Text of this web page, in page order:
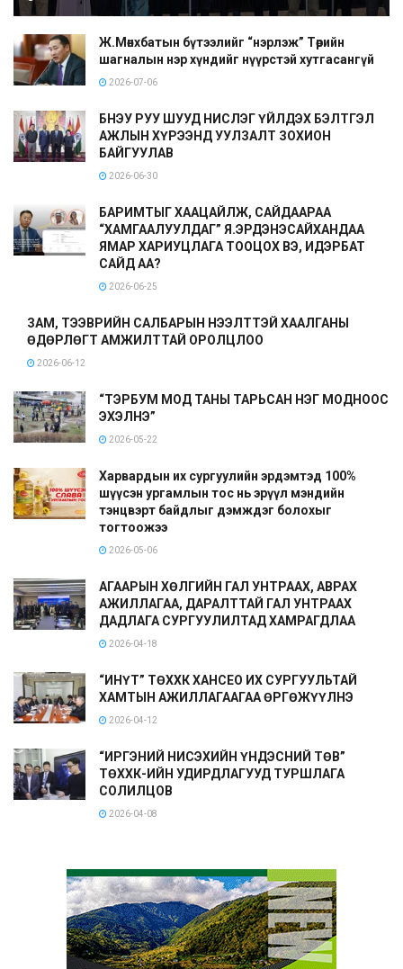
Ж.Мөнхбатын бүтээлийг “нэрлэж” Төрийн
шагналын нэр хүндийг нүүрстэй хутгасангүй
2026-07-06
БНЭУ РУУ ШУУД НИСЛЭГ ҮЙЛДЭХ БЭЛТГЭЛ
АЖЛЫН ХҮРЭЭНД УУЛЗАЛТ ЗОХИОН
БАЙГУУЛАВ
2026-06-30
БАРИМТЫГ ХААЦАЙЛЖ, САЙДААРАА
“ХАМГААЛУУЛДАГ” Я.ЭРДЭНЭСАЙХАНДАА
ЯМАР ХАРИУЦЛАГА ТООЦОХ ВЭ, ИДЭРБАТ
САЙД АА?
2026-06-25
ЗАМ, ТЭЭВРИЙН САЛБАРЫН НЭЭЛТТЭЙ ХААЛГАНЫ
ӨДӨРЛӨГТ АМЖИЛТТАЙ ОРОЛЦЛОО
2026-06-12
“ТЭРБУМ МОД ТАНЫ ТАРЬСАН НЭГ МОДНООС
ЭХЭЛНЭ”
2026-05-22
Харвардын их сургуулийн эрдэмтэд 100%
шүүсэн ургамлын тос нь эрүүл мэндийн
тэнцвэрт байдлыг дэмждэг болохыг
тогтоожээ
2026-05-06
АГААРЫН ХӨЛГИЙН ГАЛ УНТРААХ, АВРАХ
АЖИЛЛАГАА, ДАРАЛТТАЙ ГАЛ УНТРААХ
ДАДЛАГА СУРГУУЛИЛТАД ХАМРАГДЛАА
2026-04-18
“ИНҮТ” ТӨХХК ХАНСЕО ИХ СУРГУУЛЬТАЙ
ХАМТЫН АЖИЛЛАГААГАА ӨРГӨЖҮҮЛНЭ
2026-04-12
“ИРГЭНИЙ НИСЭХИЙН ҮНДЭСНИЙ ТӨВ”
ТӨХХК-ИЙН УДИРДЛАГУУД ТУРШЛАГА
СОЛИЛЦОВ
2026-04-08